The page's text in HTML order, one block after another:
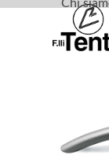
Skip
Chi